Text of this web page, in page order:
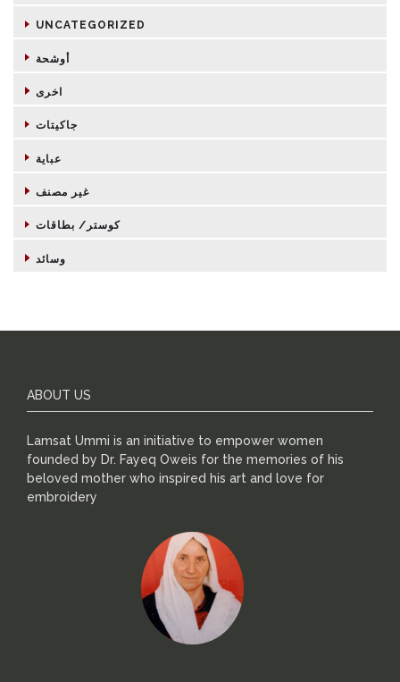
UNCATEGORIZED
أوشحة
اخرى
جاكيتات
عباية
غير مصنف
كوستر/ بطاقات
وسائد
ABOUT US
Lamsat Ummi is an initiative to empower women
founded by Dr. Fayeq Oweis for the memories of his
beloved mother who inspired his art and love for
embroidery